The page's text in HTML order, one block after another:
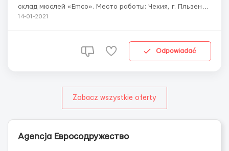
склад мюслей «Emco». Место работы: Чехия, г. Пльзень.
Подготовим полный пакет документов для получения
14-01-2021
Odpowiadać
Zobacz wszystkie oferty
Agencja Евросодружество